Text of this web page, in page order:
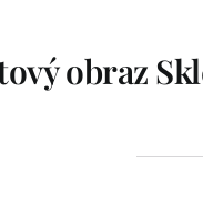
obraz